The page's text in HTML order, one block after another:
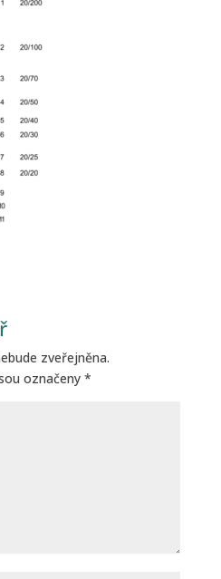
zveřejněna.
označeny *